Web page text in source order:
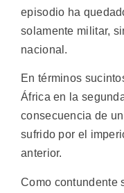
episodio ha
solamente militar,
nacional.
En términos
África en la
consecuencia de
sufrido por el
anterior.
Como contundente